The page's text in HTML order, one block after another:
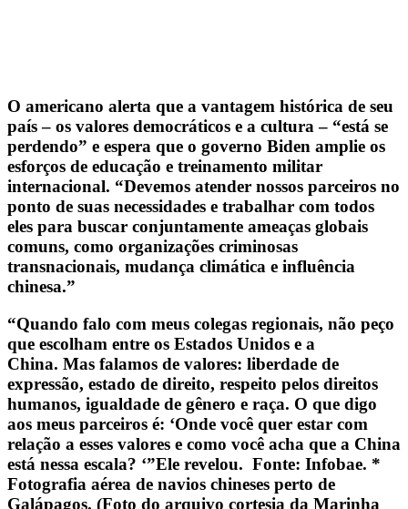
O americano alerta que a vantagem histórica de seu
país – os valores democráticos e a cultura – “está se
perdendo” e espera que o governo Biden amplie os
esforços de educação e treinamento militar
internacional. “Devemos atender nossos parceiros no
ponto de suas necessidades e trabalhar com todos
eles para buscar conjuntamente ameaças globais
comuns, como organizações criminosas
transnacionais, mudança climática e influência
chinesa.”
“Quando falo com meus colegas regionais, não peço
que escolham entre os Estados Unidos e a
China. Mas falamos de valores: liberdade de
expressão, estado de direito, respeito pelos direitos
humanos, igualdade de gênero e raça. O que digo
aos meus parceiros é: ‘Onde você quer estar com
relação a esses valores e como você acha que a China
está nessa escala? ‘”Ele revelou. Fonte: Infobae. *
Fotografia aérea de navios chineses perto de
Galápagos. (Foto do arquivo cortesia da Marinha